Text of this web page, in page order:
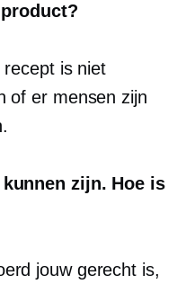
is niet
of er mensen zijn
zijn. Hoe is
jouw gerecht is,